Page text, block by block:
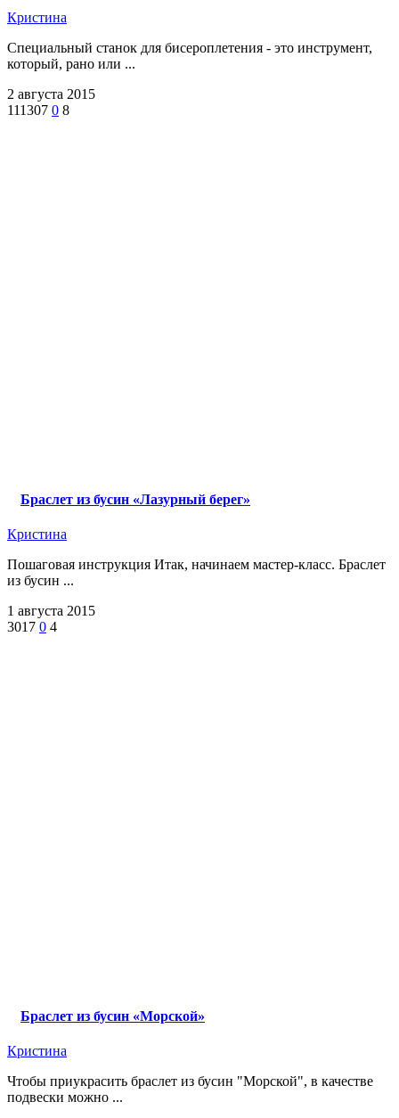
Кристина
Специальный станок для бисероплетения - это инструмент,
который, рано или ...
2 августа 2015
111307 0 8
Браслет из бусин «Лазурный берег»
Кристина
Пошаговая инструкция Итак, начинаем мастер-класс. Браслет
из бусин ...
1 августа 2015
3017 0 4
Браслет из бусин «Морской»
Кристина
Чтобы приукрасить браслет из бусин "Морской", в качестве
подвески можно ...